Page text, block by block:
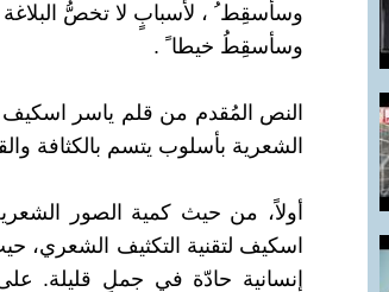
وسأسقِط ُ ، لأسبابٍ لا تخصُّ البلاغة
وسأسقِطُ خيطا ً .
النص المُقدم من قلم ياسر اسكيف
الشعرية بأسلوب يتسم بالكثافة
أولاً، من حيث كمية الصور
اسكيف لتقنية التكثيف
إنسانية حادّة في جملٍ قليلة.